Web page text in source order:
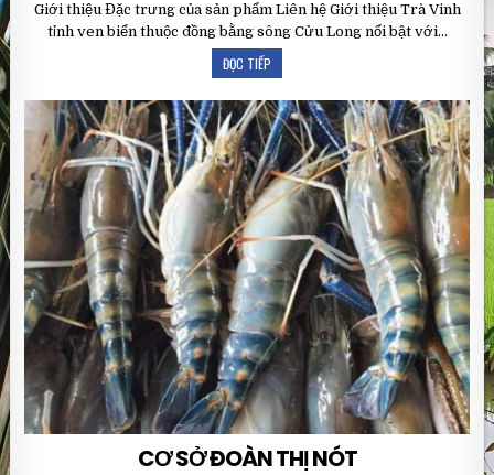
Giới thiệu Đặc trưng của sản phẩm Liên hệ Giới thiệu Trà Vinh
tỉnh ven biển thuộc đồng bằng sông Cửu Long nổi bật với…
ĐỌC TIẾP
CƠ SỞ ĐOÀN THỊ NÓT